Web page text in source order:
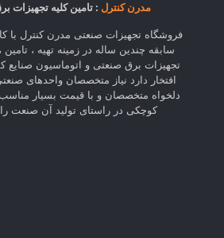
مدرن کنترل : تامین کلیه تجهیزات
فروشگاه تجهیزات صنعتی مدرن کنترل با
سابقه چندین ساله در زمینه تهیه ،
تجهیزات برق صنعتی و اتوماسیون صنایع
افتخار دارد نیاز متخصصان واحدهای
دلخواه متخصصان و با قیمت بسیار
کوچکی در راستای تولید آن صنعت